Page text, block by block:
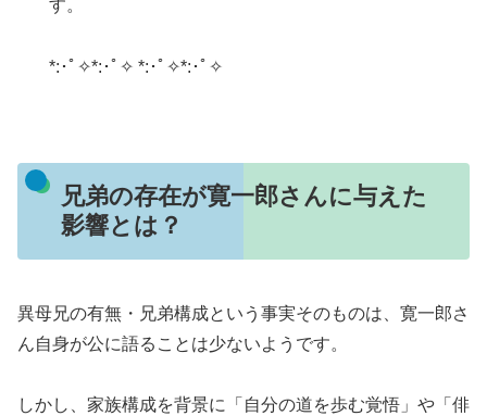
す。
*:･ﾟ✧*:･ﾟ✧ *:･ﾟ✧*:･ﾟ✧
兄弟の存在が寛一郎さんに与えた
影響とは？
異母兄の有無・兄弟構成という事実そのものは、寛一郎さ
ん自身が公に語ることは少ないようです。
しかし、家族構成を背景に「自分の道を歩む覚悟」や「俳